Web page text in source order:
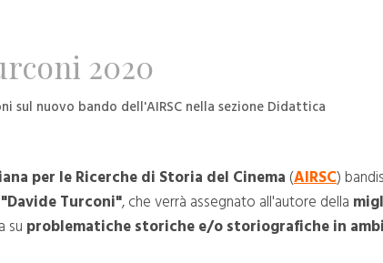
2020
sul nuovo bando dell'AIRSC nella sezione Didattica
per le Ricerche di Storia del Cinema (AIRSC)
Turconi", che verrà assegnato all'autore della
su problematiche storiche e/o storiografiche in